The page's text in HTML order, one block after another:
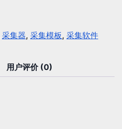
采集器, 采集模板, 采集软件
用户评价 (0)